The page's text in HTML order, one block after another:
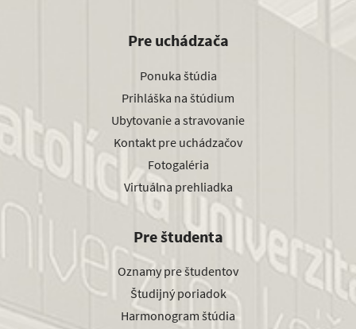
Pre uchádzača
Ponuka štúdia
Prihláška na štúdium
Ubytovanie a stravovanie
Kontakt pre uchádzačov
Fotogaléria
Virtuálna prehliadka
Pre študenta
Oznamy pre študentov
Študijný poriadok
Harmonogram štúdia